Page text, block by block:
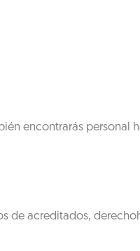
encontrarás
de acreditados,